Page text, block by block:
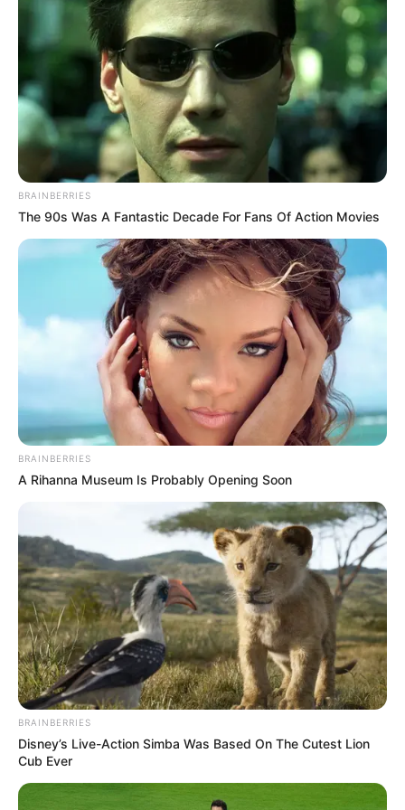
BRAINBERRIES
The 90s Was A Fantastic Decade For Fans Of Action Movies
BRAINBERRIES
A Rihanna Museum Is Probably Opening Soon
BRAINBERRIES
Disney’s Live-Action Simba Was Based On The Cutest Lion
Cub Ever